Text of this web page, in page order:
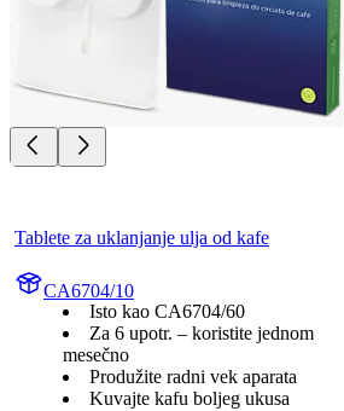
Tablete za uklanjanje ulja od kafe
CA6704/10
Isto kao CA6704/60
Za 6 upotr. – koristite jednom
mesečno
Produžite radni vek aparata
Kuvajte kafu boljeg ukusa